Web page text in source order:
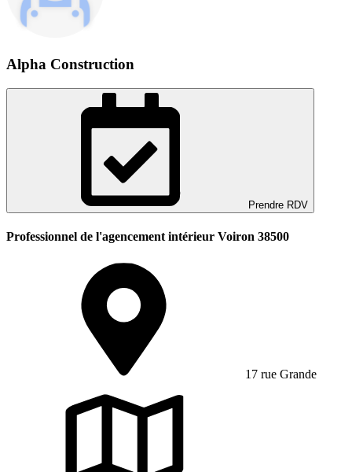
Alpha Construction
Prendre RDV
Professionnel de l'agencement intérieur Voiron 38500
17 rue Grande